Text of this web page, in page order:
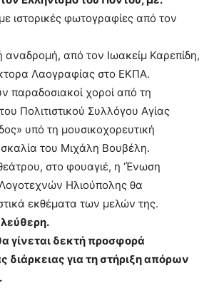
ιστορικές φωτογραφίες από τον
αναδρομή, από τον Ιωακείμ Καρεπίδη,
Λαογραφίας στο ΕΚΠΑ.
παραδοσιακοί χοροί από τη
Πολιτιστικού Συλλόγου Αγίας
υπό τη μουσικοχορευτική
του Μιχάλη Βουβέλη.
στο φουαγιέ, η ‘Ένωση
Ηλιούπολης θα
εκθέματα των μελών της.
γίνεται δεκτή προσφορά
για τη στήριξη απόρων